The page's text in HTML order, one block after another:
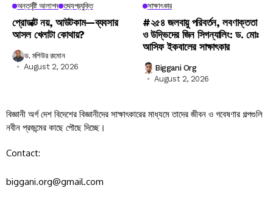
অন্তর্দৃষ্টি আলাপন তথ্যপ্রযুক্তি
প্রোডাক্ট নয়, আউটকাম—ব্যবসার
আসল খেলাটা কোথায়?
ড. মশিউর রহমান
August 2, 2026
সাক্ষাৎকার
#২৫৪ জলবায়ু পরিবর্তন, লবণাক্ততা
ও উদ্ভিদের জিন সিগন্যালিং: ড. মোঃ
আসিফ ইকবালের সাক্ষাৎকার
Biggani Org
August 2, 2026
বিজ্ঞানী অর্গ দেশ বিদেশের বিজ্ঞানীদের সাক্ষাৎকারের মাধ্যমে তাদের জীবন ও গবেষণার গল্পগুলি
নবীন প্রজন্মের কাছে পৌছে দিচ্ছে।
Contact:
biggani.org@gmail.com